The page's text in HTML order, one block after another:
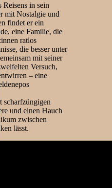
Reisens in sein
mit Nostalgie und
findet er ein
eine Familie, die
ratlos
die besser unter
mit seiner
Versuch,
– eine
scharfzüngigen
und einen Hauch
zwischen
lässt.